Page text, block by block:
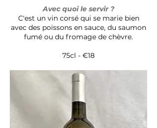
Avec quoi le servir ?
C'est un vin corsé qui se marie bien
avec des poissons en sauce, du saumon
fumé ou du fromage de chèvre.
75cl - €18